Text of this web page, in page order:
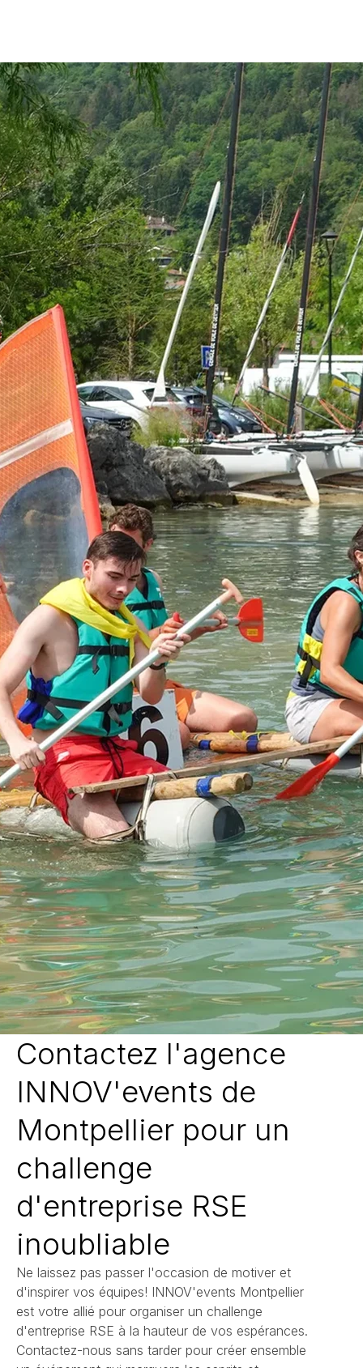
Contactez l'agence
INNOV'events de
Montpellier pour un
challenge
d'entreprise RSE
inoubliable
Ne laissez pas passer l'occasion de motiver et
d'inspirer vos équipes! INNOV'events Montpellier
est votre allié pour organiser un challenge
d'entreprise RSE à la hauteur de vos espérances.
Contactez-nous sans tarder pour créer ensemble